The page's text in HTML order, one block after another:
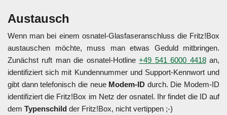
Aus­tausch
Wenn man bei einem osna­tel-Glas­fa­ser­an­schluss die Fritz!Box
aus­tau­schen möch­te, muss man etwas Geduld mit­brin­gen.
Zunächst ruft man die osna­tel-Hot­line+49 541 6000 4418an,
iden­ti­fi­ziert sich mit Kun­den­num­mer und Sup­port-Kenn­wort und
gibt dann tele­fo­nisch die neue Modem-ID durch. Die Modem-ID
iden­ti­fi­ziert die Fritz!Box im Netz der osna­tel. Ihr fin­det die ID auf
dem Typen­schild der Fritz!Box, nicht ver­tip­pen ;-)